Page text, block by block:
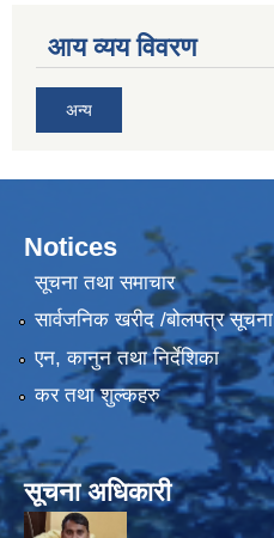
आय व्यय विवरण
अन्य
Notices
सूचना तथा समाचार
सार्वजनिक खरीद /बोलपत्र सूचना
एन, कानुन तथा निर्देशिका
कर तथा शुल्कहरु
सूचना अधिकारी